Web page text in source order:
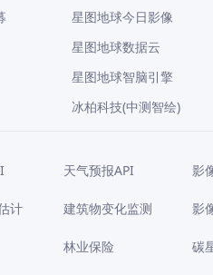
星图地球今日影像
星图地球数据云
星图地球智脑引擎
冰柏科技(中测智绘)
天气预报API 影
计 建筑物变化监测 影
林业保险 碳